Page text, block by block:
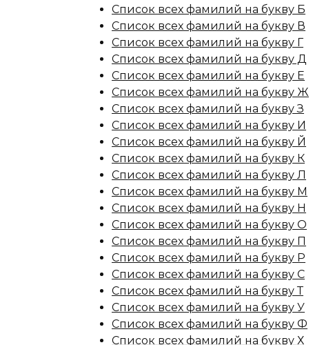
Список всех фамилий на букву Б
Список всех фамилий на букву В
Список всех фамилий на букву Г
Список всех фамилий на букву Д
Список всех фамилий на букву Е
Список всех фамилий на букву Ж
Список всех фамилий на букву З
Список всех фамилий на букву И
Список всех фамилий на букву Й
Список всех фамилий на букву К
Список всех фамилий на букву Л
Список всех фамилий на букву М
Список всех фамилий на букву Н
Список всех фамилий на букву О
Список всех фамилий на букву П
Список всех фамилий на букву Р
Список всех фамилий на букву С
Список всех фамилий на букву Т
Список всех фамилий на букву У
Список всех фамилий на букву Ф
Список всех фамилий на букву Х